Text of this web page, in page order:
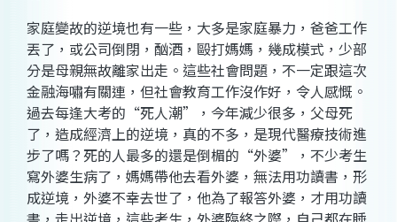
家庭變故的逆境也有一些，大多是家庭暴力，爸爸工作
丟了，或公司倒閉，酗酒，毆打媽媽，幾成模式，少部
分是母親無故離家出走。這些社會問題，不一定跟這次
金融海嘯有關連，但社會教育工作沒作好，令人感慨。
過去每逢大考的“死人潮”，今年減少很多，父母死
了，造成經濟上的逆境，真的不多，是現代醫療技術進
步了嗎？死的人最多的還是倒楣的“外婆”，不少考生
寫外婆生病了，媽媽帶他去看外婆，無法用功讀書，形
成逆境，外婆不幸去世了，他為了報答外婆，才用功讀